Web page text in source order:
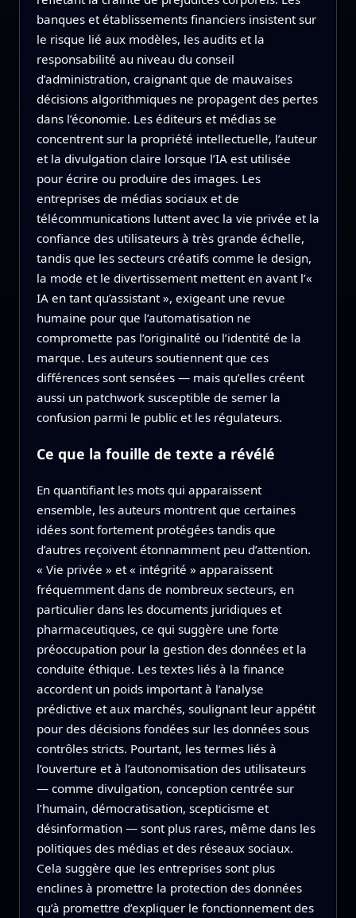
banques et établissements financiers insistent sur
le risque lié aux modèles, les audits et la
responsabilité au niveau du conseil
d’administration, craignant que de mauvaises
décisions algorithmiques ne propagent des pertes
dans l’économie. Les éditeurs et médias se
concentrent sur la propriété intellectuelle, l’auteur
et la divulgation claire lorsque l’IA est utilisée
pour écrire ou produire des images. Les
entreprises de médias sociaux et de
télécommunications luttent avec la vie privée et la
confiance des utilisateurs à très grande échelle,
tandis que les secteurs créatifs comme le design,
la mode et le divertissement mettent en avant l’«
IA en tant qu’assistant », exigeant une revue
humaine pour que l’automatisation ne
compromette pas l’originalité ou l’identité de la
marque. Les auteurs soutiennent que ces
différences sont sensées — mais qu’elles créent
aussi un patchwork susceptible de semer la
confusion parmi le public et les régulateurs.
Ce que la fouille de texte a révélé
En quantifiant les mots qui apparaissent
ensemble, les auteurs montrent que certaines
idées sont fortement protégées tandis que
d’autres reçoivent étonnamment peu d’attention.
« Vie privée » et « intégrité » apparaissent
fréquemment dans de nombreux secteurs, en
particulier dans les documents juridiques et
pharmaceutiques, ce qui suggère une forte
préoccupation pour la gestion des données et la
conduite éthique. Les textes liés à la finance
accordent un poids important à l’analyse
prédictive et aux marchés, soulignant leur appétit
pour des décisions fondées sur les données sous
contrôles stricts. Pourtant, les termes liés à
l’ouverture et à l’autonomisation des utilisateurs
— comme divulgation, conception centrée sur
l’humain, démocratisation, scepticisme et
désinformation — sont plus rares, même dans les
politiques des médias et des réseaux sociaux.
Cela suggère que les entreprises sont plus
enclines à promettre la protection des données
qu’à promettre d’expliquer le fonctionnement des